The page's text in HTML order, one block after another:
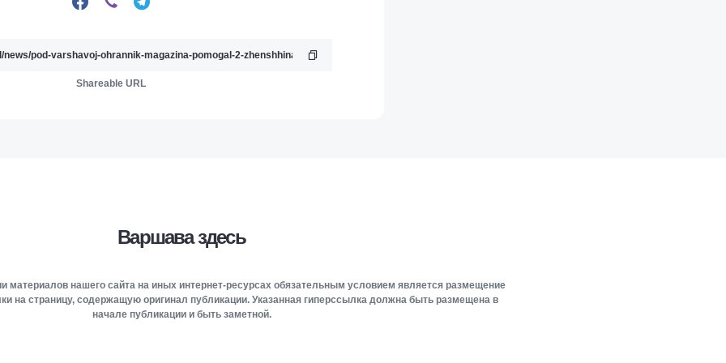
Shareable URL
Варшава здесь
материалов нашего сайта на иных интернет-ресурсах обязательным условием является размещение
на страницу, содержащую оригинал публикации. Указанная гиперссылка должна быть размещена в
начале публикации и быть заметной.